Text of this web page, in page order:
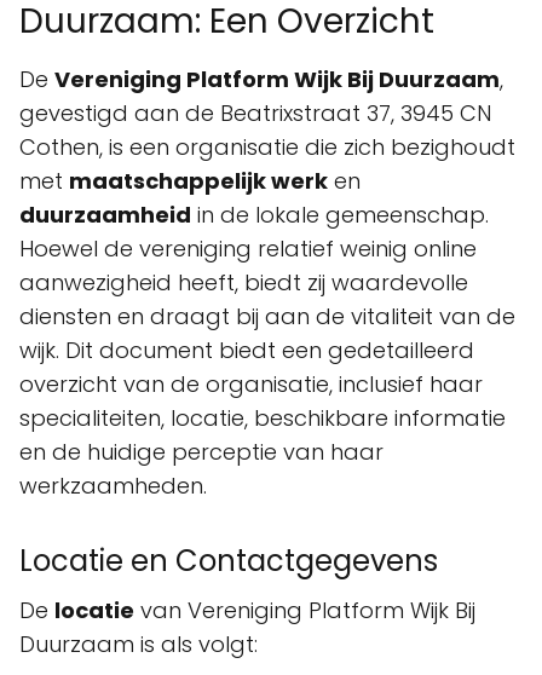
Duurzaam: Een Overzicht
De Vereniging Platform Wijk Bij Duurzaam,
gevestigd aan de Beatrixstraat 37, 3945 CN
Cothen, is een organisatie die zich bezighoudt
met maatschappelijk werk en
duurzaamheid in de lokale gemeenschap.
Hoewel de vereniging relatief weinig online
aanwezigheid heeft, biedt zij waardevolle
diensten en draagt bij aan de vitaliteit van de
wijk. Dit document biedt een gedetailleerd
overzicht van de organisatie, inclusief haar
specialiteiten, locatie, beschikbare informatie
en de huidige perceptie van haar
werkzaamheden.
Locatie en Contactgegevens
De locatie van Vereniging Platform Wijk Bij
Duurzaam is als volgt: